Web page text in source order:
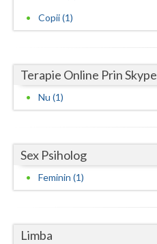
Maramures
Mehedinti
Mures
Olt
Prahova
Satu-Mare
Copii (1)
Terapie Online Prin Skype
Nu (1)
Sex Psiholog
Feminin (1)
Limba